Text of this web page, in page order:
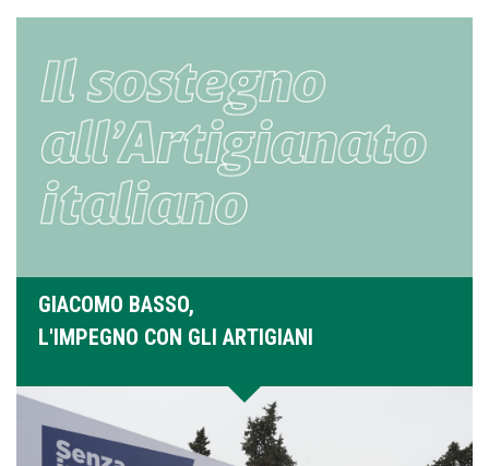
GIACOMO BASSO,
L'IMPEGNO CON GLI ARTIGIANI